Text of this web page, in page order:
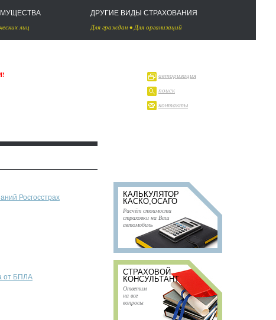
лиц
ДРУГИЕ ВИДЫ СТРАХОВАНИЯ
Для граждан •Для организаций
авторизация
поиск
контакты
Росгосстрах
от БПЛА
КАЛЬКУЛЯТОР
КАСКО,ОСАГО
Расчёт стоимости
страховки на Ваш
автомобиль
СТРАХОВОЙ
КОНСУЛЬТАНТ
Ответим
на все
вопросы